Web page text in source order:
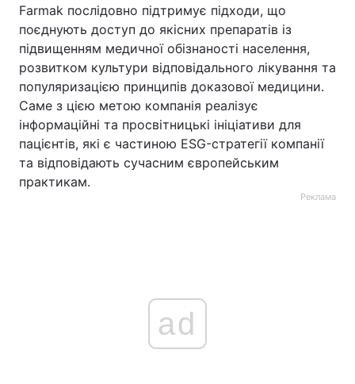
Farmak послідовно підтримує підходи, що
поєднують доступ до якісних препаратів із
підвищенням медичної обізнаності населення,
розвитком культури відповідального лікування та
популяризацією принципів доказової медицини.
Саме з цією метою компанія реалізує
інформаційні та просвітницькі ініціативи для
пацієнтів, які є частиною ESG-стратегії компанії
та відповідають сучасним європейським
практикам.
Реклама
ad